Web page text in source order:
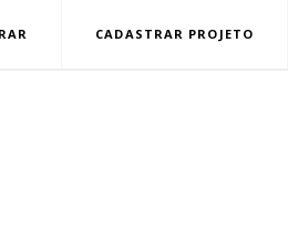
CADASTRAR PROJETO